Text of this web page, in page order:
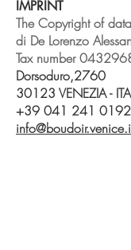
IMPRINT
The Copyright of
di De Lorenzo
Tax number
Dorsoduro,2760
30123 VENEZIA -
+39 041 241 0192